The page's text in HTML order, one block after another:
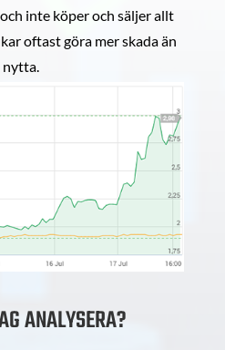
inte köper och säljer allt
oftast göra mer skada än
nytta.
ANALYSERA?